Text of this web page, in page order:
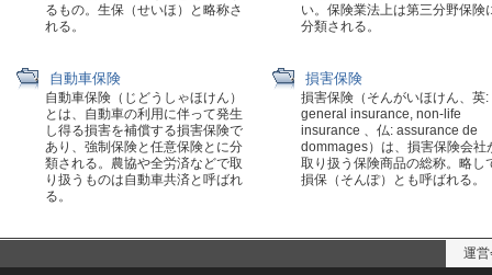
るもの。生保（せいほ）と略称さ
れる。
い。保険業法上は第三分野保険
分類される。
自動車保険
自動車保険（じどうしゃほけん）
とは、自動車の利用に伴って発生
し得る損害を補償する損害保険で
あり、強制保険と任意保険とに分
類される。農協や全労済などで取
り扱うものは自動車共済と呼ばれ
る。
損害保険
損害保険（そんがいほけん、英:
general insurance, non-life
insurance 、仏: assurance de
dommages）は、損害保険会社
取り扱う保険商品の総称。略し
損保（そんぽ）とも呼ばれる。
運